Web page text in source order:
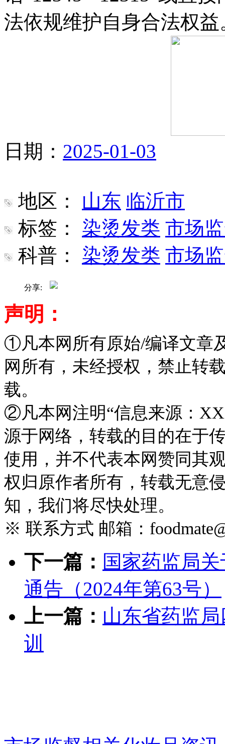
法依规维护自身合法权益
日期： 2025-01-03
地区： 山东 临沂市
标签：
染烫发类 市场
科普：
染烫发类 市场
分享:
声明：
①凡本网所有原始/编译文章
网所有，未经授权，禁止转
载。
②凡本网注明“信息来源：
源于网络，转载的目的在于
使用，并不代表本网赞同其
权归原作者所有，转载无意
知，我们将尽快处理。
※ 联系方式 邮箱：
下一篇： 国家药监局
通告（2024年第63号）
上一篇： 山东省药监
训